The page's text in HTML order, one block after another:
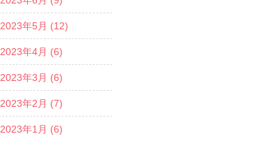
2023年5月 (12)
2023年4月 (6)
2023年3月 (6)
2023年2月 (7)
2023年1月 (6)